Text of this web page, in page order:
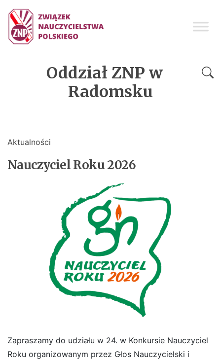
Oddział ZNP w
Radomsku
Aktualności
Nauczyciel Roku 2026
Zapraszamy do udziału w 24. w Konkursie Nauczyciel
Roku organizowanym przez Głos Nauczycielski i